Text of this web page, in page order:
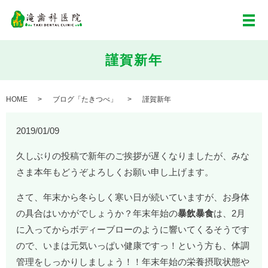
メ
謹賀新年
HOME ブログ「たきつべ」 謹賀新年
2019/01/09
久しぶりの投稿で新年のご挨拶が遅くなりましたが、みな
さま本年もどうぞよろしくお願い申し上げます。
さて、年末から冬らしく寒い日が続いていますが、お身体
の具合はいかがでしょうか？年末年始の暴飲暴食は、2月
に入ってからボディーブローのように響いてくるそうです
ので、いまは元気いっぱい健康ですっ！という方も、体調
管理をしっかりしましょう！！年末年始の栄養摂取状態や